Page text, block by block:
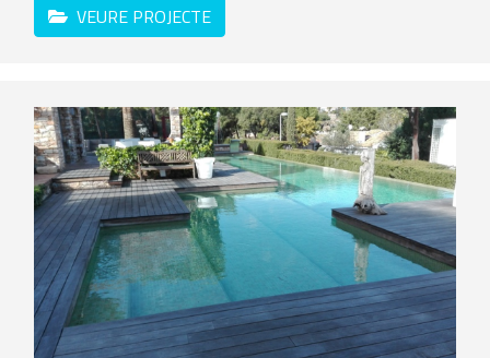
VEURE PROJECTE